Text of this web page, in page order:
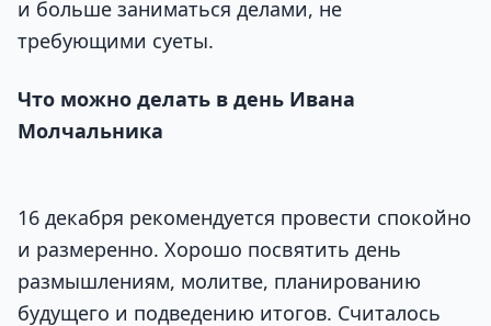
и больше заниматься делами, не
требующими суеты.
Что можно делать в день Ивана
Молчальника
16 декабря рекомендуется провести спокойно
и размеренно. Хорошо посвятить день
размышлениям, молитве, планированию
будущего и подведению итогов. Считалось